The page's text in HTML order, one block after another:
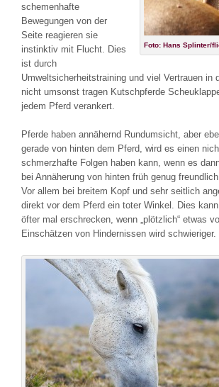
Foto: Hans Splinter/
schemenhafte
Bewegungen von der
Seite reagieren sie
instinktiv mit Flucht. Dies
ist durch
Umweltsicherheitstraining und viel Vertrauen in
nicht umsonst tragen Kutschpferde
jedem Pferd verankert.
Pferde haben annähernd Rundumsicht, aber
gerade von hinten dem Pferd, wird es einen
schmerzhafte Folgen haben kann, wenn es
bei Annäherung von hinten früh genug
Vor allem bei breitem Kopf und sehr seitlich
direkt vor dem Pferd ein toter Winkel. Dies
öfter mal erschrecken, wenn „plötzlich“ etwas
Einschätzen von Hindernissen wird schwieriger.